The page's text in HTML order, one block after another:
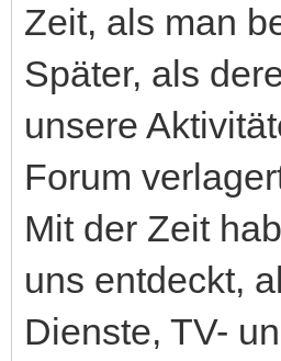
Zeit, als man
Später, als
unsere
Forum
Mit der Zeit
uns entdeckt,
Dienste, TV-